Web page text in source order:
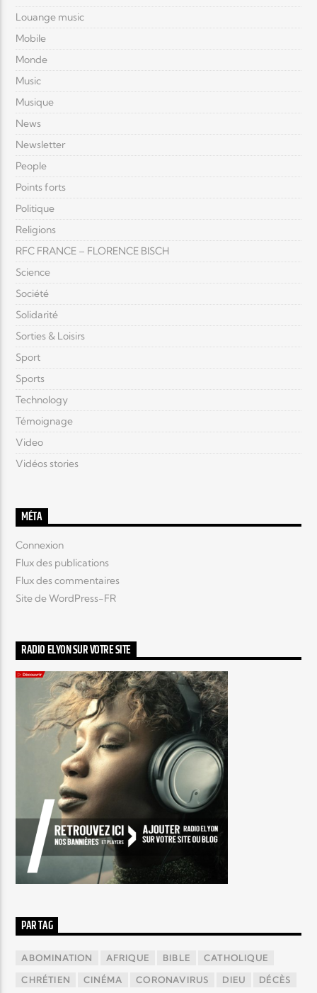
Louange music
Mobile
Monde
Music
Musique
News
Newsletter
People
Points forts
Politique
Religions
RFC FRANCE – FLORENCE BISCH
Science
Société
Solidarité
Sorties & Loisirs
Sport
Sports
Technology
Témoignage
Video
Vidéos stories
MÉTA
Connexion
Flux des publications
Flux des commentaires
Site de WordPress-FR
RADIO ELYON SUR VOTRE SITE
PAR TAG
ABOMINATION AFRIQUE BIBLE CATHOLIQUE
CHRÉTIEN CINÉMA CORONAVIRUS DIEU DÉCÈS